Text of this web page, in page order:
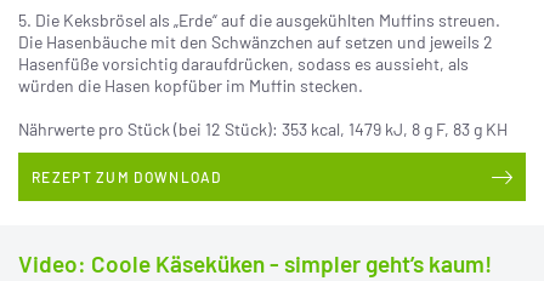
5. Die Keksbrösel als „Erde“ auf die ausgekühlten Muffins streuen.
Die Hasenbäuche mit den Schwänzchen auf setzen und jeweils 2
Hasenfüße vorsichtig daraufdrücken, sodass es aussieht, als
würden die Hasen kopfüber im Muffin stecken.
Nährwerte pro Stück (bei 12 Stück): 353 kcal, 1479 kJ, 8 g F, 83 g KH
REZEPT ZUM DOWNLOAD
Video: Coole Käseküken - simpler geht’s kaum!